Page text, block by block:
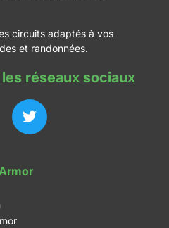
circuits adaptés à vos
et randonnées.
réseaux sociaux